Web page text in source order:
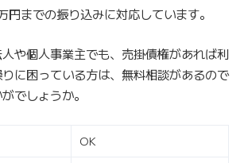
までの振り込みに対応しています。
や個人事業主でも、売掛債権があれば利
に困っている方は、無料相談があるので
でしょうか。
OK